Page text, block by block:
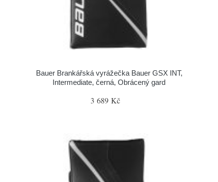
Bauer Brankářská vyrážečka Bauer GSX INT,
Intermediate, černá, Obrácený gard
3 689 Kč